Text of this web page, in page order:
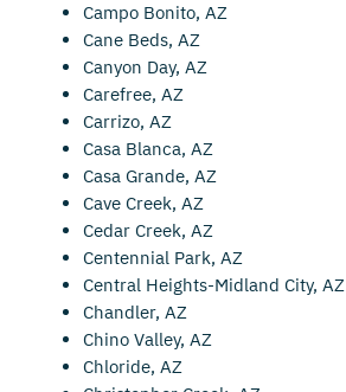
Campo Bonito, AZ
Cane Beds, AZ
Canyon Day, AZ
Carefree, AZ
Carrizo, AZ
Casa Blanca, AZ
Casa Grande, AZ
Cave Creek, AZ
Cedar Creek, AZ
Centennial Park, AZ
Central Heights-Midland City, AZ
Chandler, AZ
Chino Valley, AZ
Chloride, AZ